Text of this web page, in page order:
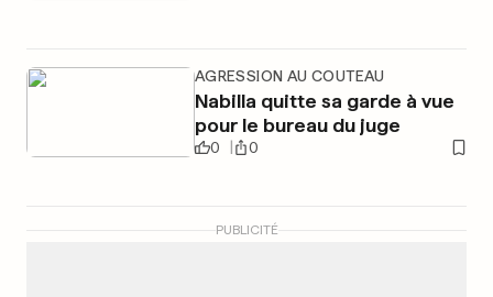
AGRESSION AU COUTEAU
Nabilla quitte sa garde à vue
pour le bureau du juge
0 0
PUBLICITÉ